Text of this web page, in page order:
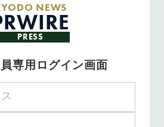
NEWS
PRESS
専用ログイン画面